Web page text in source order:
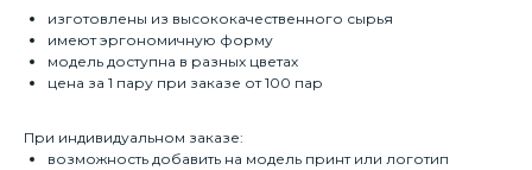
изготовлены из высококачественного сырья
имеют эргономичную форму
модель доступна в разных цветах
цена за 1 пару при заказе от 100 пар
При индивидуальном заказе:
возможность добавить на модель принт или логотип